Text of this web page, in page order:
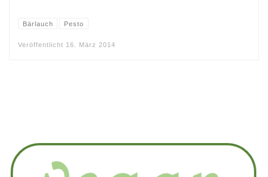
Bärlauch Pesto
Veröffentlicht 16. März 2014